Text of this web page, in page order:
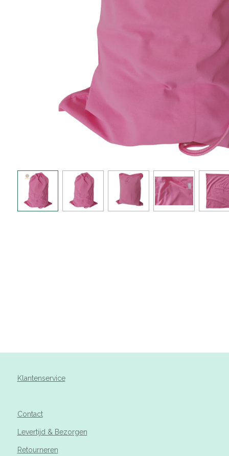
Klantenservice
Contact
Levertijd & Bezorgen
Retourneren